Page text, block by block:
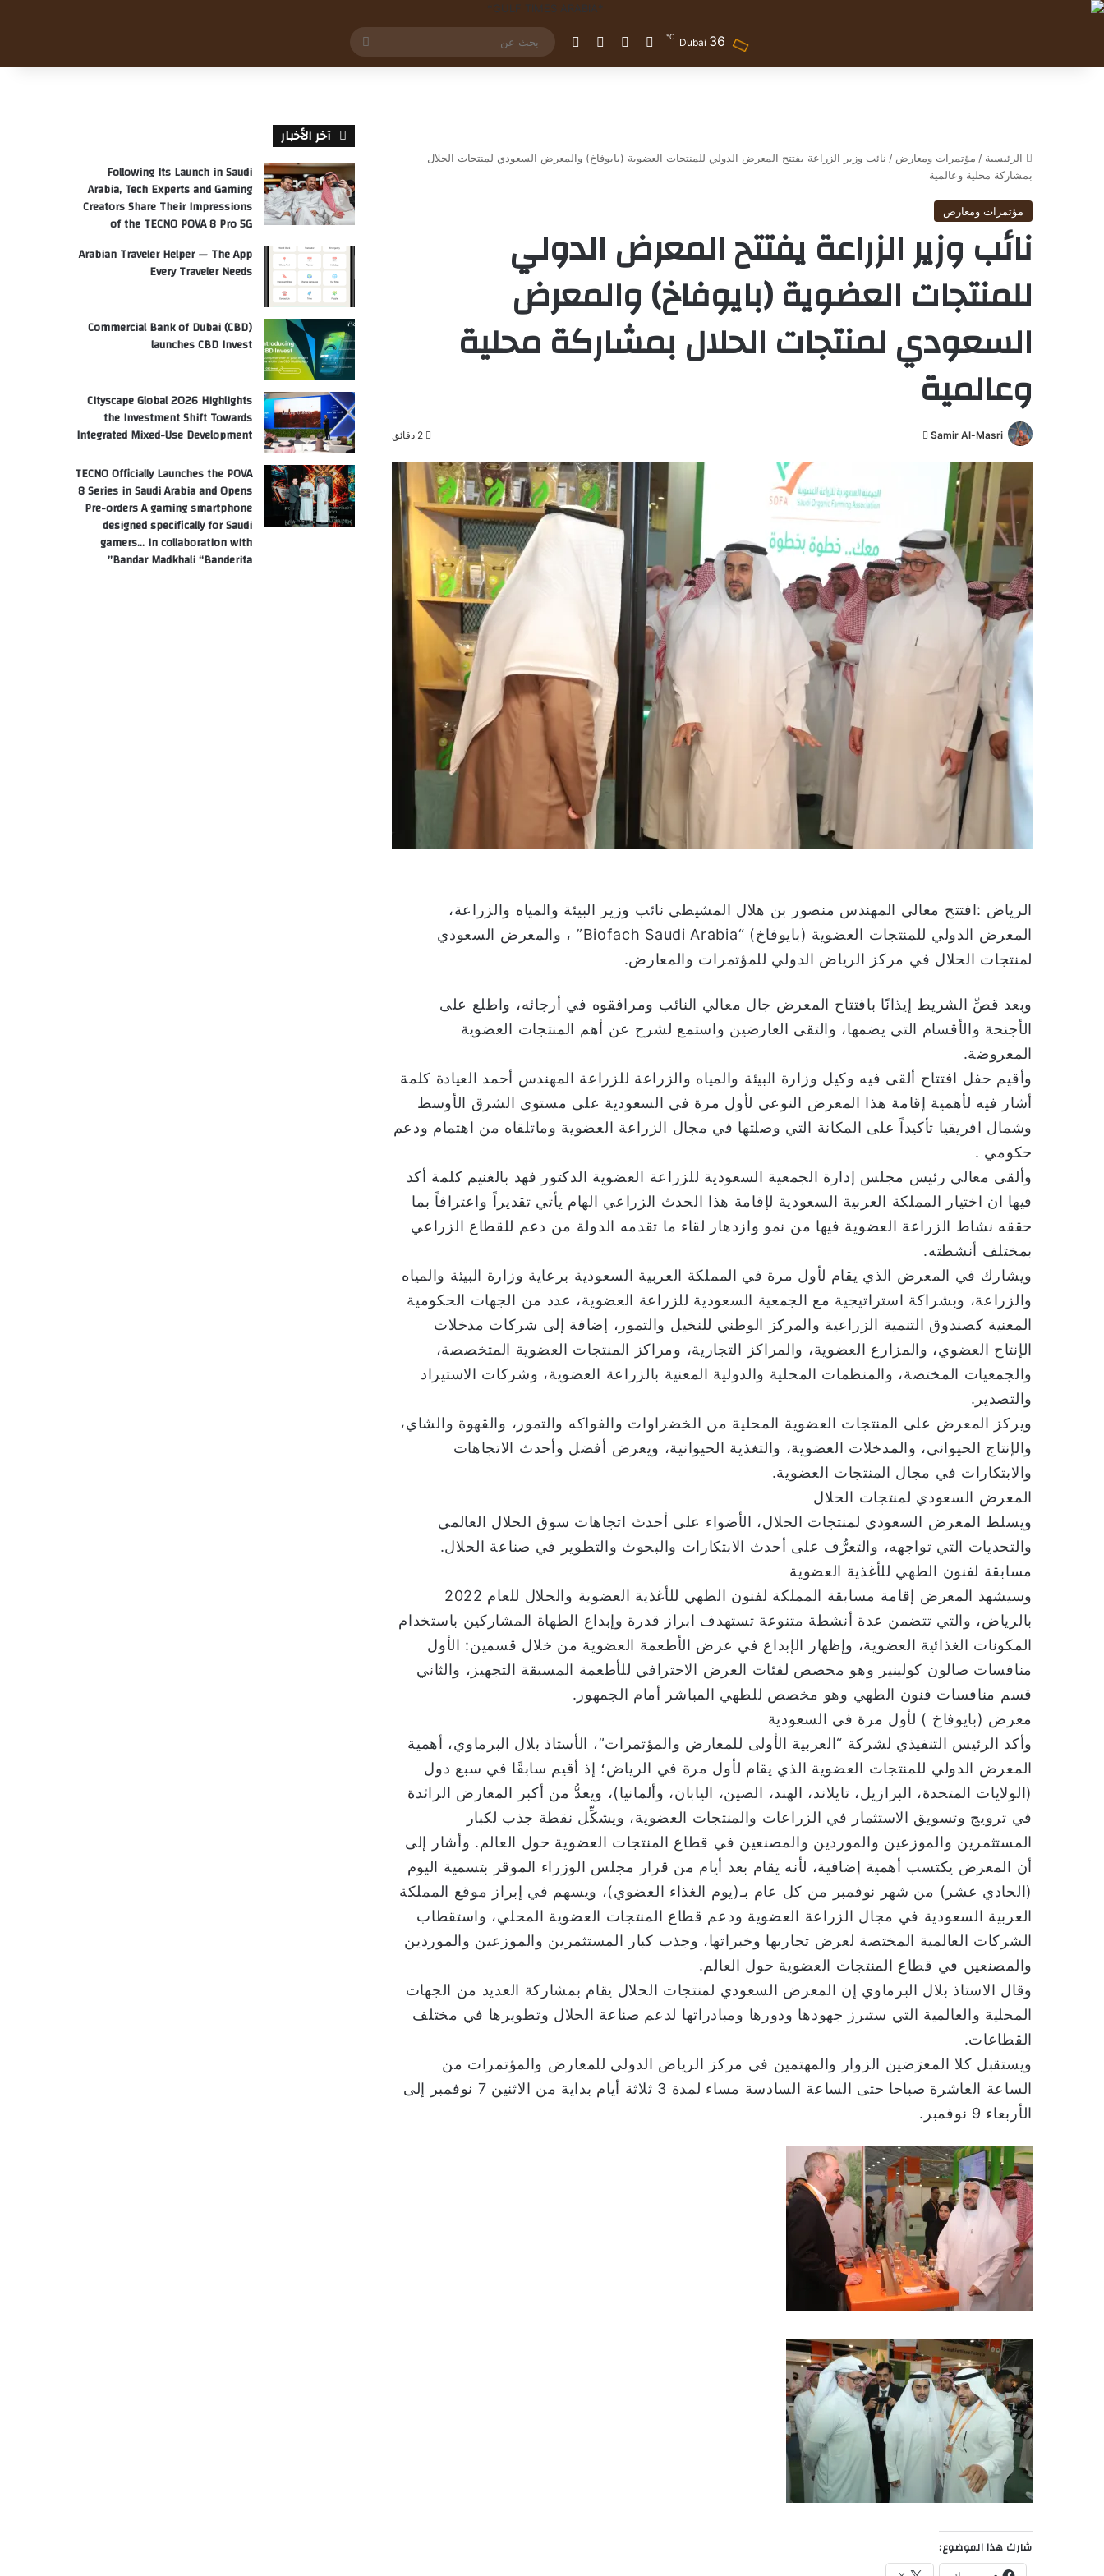
Dubai 36
℃ تسجيل الدخول
مقال عشوائي
إضافة عمود جانبي
الوضع المظلم
عن
الرئيسية / مؤتمرات ومعارض / نائب وزير الزراعة يفتتح المعرض الدولي للمنتجات العضوية (بايوفاخ) والمعرض السعودي لمنتجات الحلال
بمشاركة محلية وعالمية
مؤتمرات ومعارض
نائب وزير الزراعة يفتتح المعرض الدولي
للمنتجات العضوية (بايوفاخ) والمعرض
السعودي لمنتجات الحلال بمشاركة محلية
وعالمية
Samir Al-Masri
ر
ي
د
ا
الرياض :افتتح معالي المهندس منصور بن هلال المشيطي نائب وزير البيئة والمياه والزراعة،
المعرض الدولي للمنتجات العضوية (بايوفاخ) “Biofach Saudi Arabia” ، والمعرض السعودي
لمنتجات الحلال في مركز الرياض الدولي للمؤتمرات والمعارض.
وبعد قصِّ الشريط إيذانًا بافتتاح المعرض جال معالي النائب ومرافقوه في أرجائه، واطلع على
الأجنحة والأقسام التي يضمها، والتقى العارضين واستمع لشرح عن أهم المنتجات العضوية
المعروضة.
وأقيم حفل افتتاح ألقى فيه وكيل وزارة البيئة والمياه والزراعة للزراعة المهندس أحمد العيادة كلمة
أشار فيه لأهمية إقامة هذا المعرض النوعي لأول مرة في السعودية على مستوى الشرق الأوسط
وشمال افريقيا تأكيداً على المكانة التي وصلتها في مجال الزراعة العضوية وماتلقاه من اهتمام ودعم
حكومي .
وألقى معالي رئيس مجلس إدارة الجمعية السعودية للزراعة العضوية الدكتور فهد بالغنيم كلمة أكد
فيها ان اختيار المملكة العربية السعودية لإقامة هذا الحدث الزراعي الهام يأتي تقديراً واعترافاً بما
حققه نشاط الزراعة العضوية فيها من نمو وازدهار لقاء ما تقدمه الدولة من دعم للقطاع الزراعي
بمختلف أنشطته.
ويشارك في المعرض الذي يقام لأول مرة في المملكة العربية السعودية برعاية وزارة البيئة والمياه
والزراعة، وبشراكة استراتيجية مع الجمعية السعودية للزراعة العضوية، عدد من الجهات الحكومية
المعنية كصندوق التنمية الزراعية والمركز الوطني للنخيل والتمور، إضافة إلى شركات مدخلات
الإنتاج العضوي، والمزارع العضوية، والمراكز التجارية، ومراكز المنتجات العضوية المتخصصة،
والجمعيات المختصة، والمنظمات المحلية والدولية المعنية بالزراعة العضوية، وشركات الاستيراد
والتصدير.
ويركز المعرض على المنتجات العضوية المحلية من الخضراوات والفواكه والتمور، والقهوة والشاي،
والإنتاج الحيواني، والمدخلات العضوية، والتغذية الحيوانية، ويعرض أفضل وأحدث الاتجاهات
والابتكارات في مجال المنتجات العضوية.
المعرض السعودي لمنتجات الحلال
ويسلط المعرض السعودي لمنتجات الحلال، الأضواء على أحدث اتجاهات سوق الحلال العالمي
والتحديات التي تواجهه، والتعرُّف على أحدث الابتكارات والبحوث والتطوير في صناعة الحلال.
مسابقة لفنون الطهي للأغذية العضوية
وسيشهد المعرض إقامة مسابقة المملكة لفنون الطهي للأغذية العضوية والحلال للعام 2022
بالرياض، والتي تتضمن عدة أنشطة متنوعة تستهدف ابراز قدرة وإبداع الطهاة المشاركين باستخدام
المكونات الغذائية العضوية، وإظهار الإبداع في عرض الأطعمة العضوية من خلال قسمين: الأول
منافسات صالون كولينير وهو مخصص لفئات العرض الاحترافي للأطعمة المسبقة التجهيز، والثاني
قسم منافسات فنون الطهي وهو مخصص للطهي المباشر أمام الجمهور.
معرض (بايوفاخ ) لأول مرة في السعودية
وأكد الرئيس التنفيذي لشركة “العربية الأولى للمعارض والمؤتمرات”، الأستاذ بلال البرماوي، أهمية
المعرض الدولي للمنتجات العضوية الذي يقام لأول مرة في الرياض؛ إذ أقيم سابقًا في سبع دول
(الولايات المتحدة، البرازيل، تايلاند، الهند، الصين، اليابان، وألمانيا)، ويعدُّ من أكبر المعارض الرائدة
في ترويج وتسويق الاستثمار في الزراعات والمنتجات العضوية، ويشكِّل نقطة جذب لكبار
المستثمرين والموزعين والموردين والمصنعين في قطاع المنتجات العضوية حول العالم. وأشار إلى
أن المعرض يكتسب أهمية إضافية، لأنه يقام بعد أيام من قرار مجلس الوزراء الموقر بتسمية اليوم
(الحادي عشر) من شهر نوفمبر من كل عام بـ(يوم الغذاء العضوي)، ويسهم في إبراز موقع المملكة
العربية السعودية في مجال الزراعة العضوية ودعم قطاع المنتجات العضوية المحلي، واستقطاب
الشركات العالمية المختصة لعرض تجاربها وخبراتها، وجذب كبار المستثمرين والموزعين والموردين
والمصنعين في قطاع المنتجات العضوية حول العالم.
وقال الاستاذ بلال البرماوي إن المعرض السعودي لمنتجات الحلال يقام بمشاركة العديد من الجهات
المحلية والعالمية التي ستبرز جهودها ودورها ومبادراتها لدعم صناعة الحلال وتطويرها في مختلف
القطاعات.
ويستقبل كلا المعرَضين الزوار والمهتمين في مركز الرياض الدولي للمعارض والمؤتمرات من
الساعة العاشرة صباحا حتى الساعة السادسة مساء لمدة 3 ثلاثة أيام بداية من الاثنين 7 نوفمبر إلى
الأربعاء 9 نوفمبر.
شارك هذا الموضوع:
آخر الأخبار
Following Its Launch in Saudi
Arabia, Tech Experts and Gaming
Creators Share Their Impressions
of the TECNO POVA 8 Pro 5G
Arabian Traveler Helper — The App
Every Traveler Needs
Commercial Bank of Dubai (CBD)
launches CBD Invest
Cityscape Global 2026 Highlights
the Investment Shift Towards
Integrated Mixed-Use Development
TECNO Officially Launches the POVA
8 Series in Saudi Arabia and Opens
Pre-orders A gaming smartphone
designed specifically for Saudi
gamers… in collaboration with
Bandar Madkhali “Banderita”